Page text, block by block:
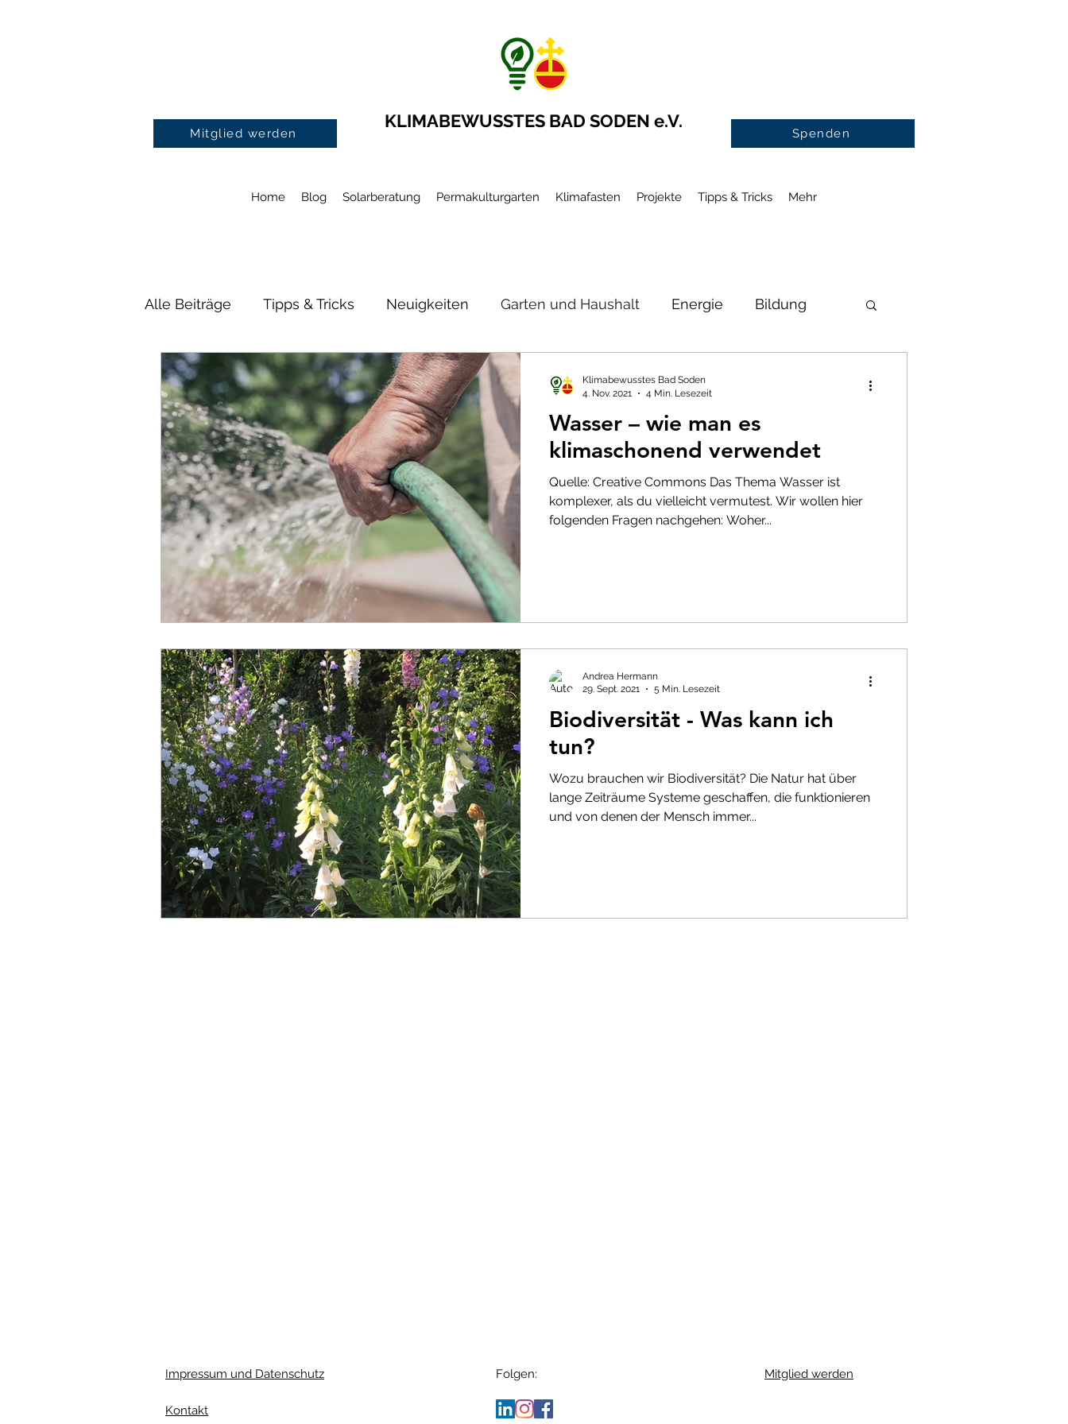
Mitglied werden
KLIMABEWUSSTES BAD SODEN e.V.
Spenden
Home Blog Solarberatung Permakulturgarten Klimafasten Projekte Tipps & Tricks Mehr
Alle Beiträge Tipps & Tricks Neuigkeiten Garten und Haushalt Energie Bildung
Mobilität Wasser Biodiversität Konsum
Wasser – wie man es
klimaschonend verwendet
Quelle: Creative Commons Das Thema Wasser ist
komplexer, als du vielleicht vermutest. Wir wollen hier
folgenden Fragen nachgehen: Woher...
Klimabewusstes Bad Soden
4. Nov. 2021
4 Min. Lesezeit
Biodiversität - Was kann ich
tun?
Wozu brauchen wir Biodiversität? Die Natur hat über
lange Zeiträume Systeme geschaffen, die funktionieren
und von denen der Mensch immer...
Andrea Hermann
29. Sept. 2021
5 Min. Lesezeit
Impressum und Datenschutz
Kontakt
Folgen: Mitglied werden